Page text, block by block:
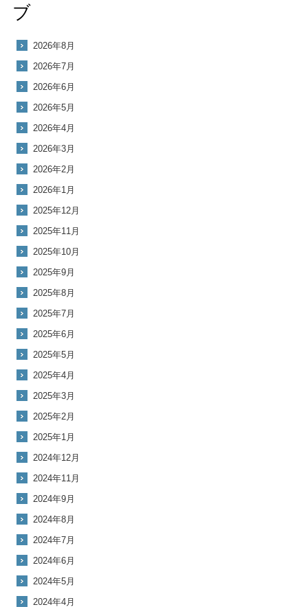
ブ
2026年8月
2026年7月
2026年6月
2026年5月
2026年4月
2026年3月
2026年2月
2026年1月
2025年12月
2025年11月
2025年10月
2025年9月
2025年8月
2025年7月
2025年6月
2025年5月
2025年4月
2025年3月
2025年2月
2025年1月
2024年12月
2024年11月
2024年9月
2024年8月
2024年7月
2024年6月
2024年5月
2024年4月